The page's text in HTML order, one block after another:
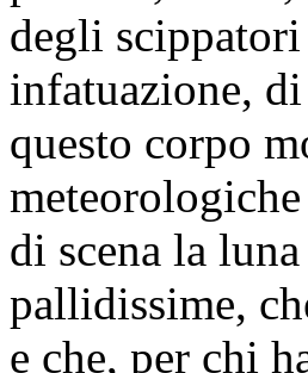
degli
infatuazione,
questo corpo
di scena la
pallidissime,
e che, per chi